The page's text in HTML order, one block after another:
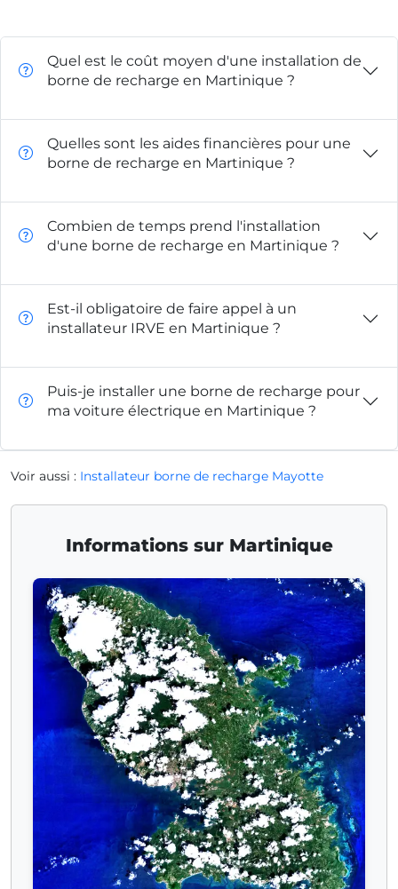
Quel est le coût moyen d'une installation de
borne de recharge en Martinique ?
Quelles sont les aides financières pour une
borne de recharge en Martinique ?
Combien de temps prend l'installation
d'une borne de recharge en Martinique ?
Est-il obligatoire de faire appel à un
installateur IRVE en Martinique ?
Puis-je installer une borne de recharge pour
ma voiture électrique en Martinique ?
Voir aussi : Installateur borne de recharge Mayotte
Informations sur Martinique